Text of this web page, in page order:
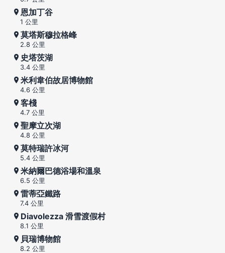
恩加丁谷
1 公里
莫塔斯穆拉格峰
2.8 公里
史塔茨湖
3.4 公里
米利韋伯故居博物館
4.6 公里
客棧
4.7 公里
聖摩立次湖
4.8 公里
莫特瑞許冰河
5.4 公里
米納爾巴德浴場和溫泉
6.5 公里
雷蒂亞鐵路
7.4 公里
Diavolezza 滑雪渡假村
8.1 公里
貝瑞博物館
8.2 公里